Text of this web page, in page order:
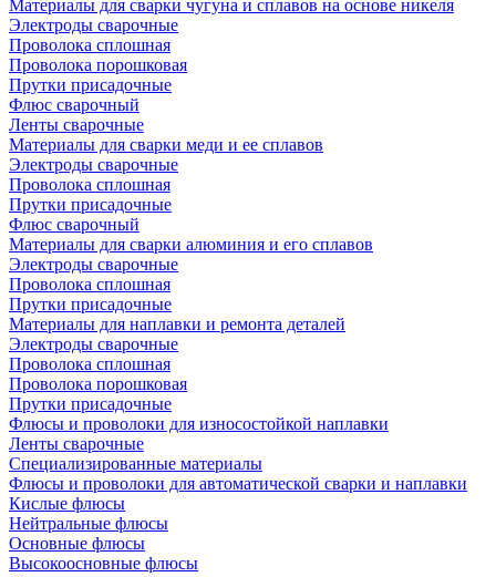
Материалы для сварки чугуна и сплавов на основе никеля
Электроды сварочные
Проволока сплошная
Проволока порошковая
Прутки присадочные
Флюс сварочный
Ленты сварочные
Материалы для сварки меди и ее сплавов
Электроды сварочные
Проволока сплошная
Прутки присадочные
Флюс сварочный
Материалы для сварки алюминия и его сплавов
Электроды сварочные
Проволока сплошная
Прутки присадочные
Материалы для наплавки и ремонта деталей
Электроды сварочные
Проволока сплошная
Проволока порошковая
Прутки присадочные
Флюсы и проволоки для износостойкой наплавки
Ленты сварочные
Специализированные материалы
Флюсы и проволоки для автоматической сварки и наплавки
Кислые флюсы
Нейтральные флюсы
Основные флюсы
Высокоосновные флюсы